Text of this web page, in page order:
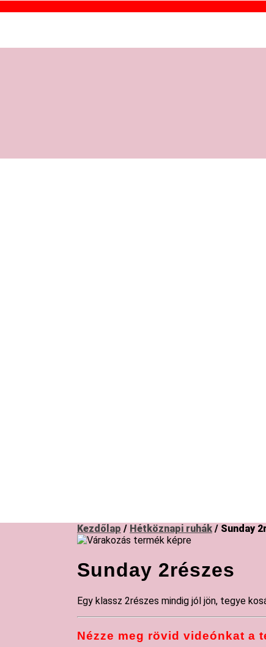
Kezdőlap / Hétköznapi ruhák / Sunday
Sunday 2részes
Egy klassz 2részes mindig jól jön, tegye
Nézze meg rövid videónkat a